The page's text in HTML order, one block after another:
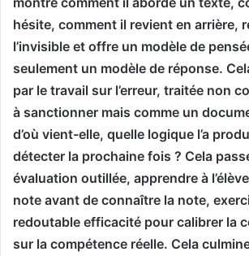
hésite, comment il revient en arrière,
l’invisible et offre un modèle de
seulement un modèle de réponse.
par le travail sur l’erreur, traitée non
à sanctionner mais comme un
d’où vient-elle, quelle logique l’a
détecter la prochaine fois ? Cela
évaluation outillée, apprendre à
note avant de connaître la note,
redoutable efficacité pour calibrer la
sur la compétence réelle. Cela